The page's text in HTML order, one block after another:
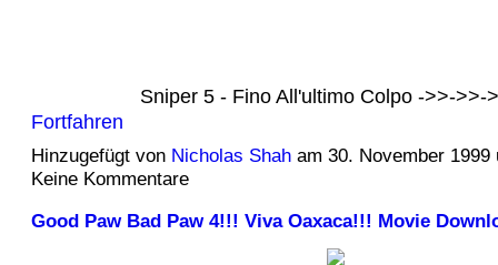
Sniper 5 - Fino All'ultimo Colpo ->>-
Fortfahren
Hinzugefügt von Nicholas Shaham 30. November
Keine Kommentare
Good Paw Bad Paw 4!!! Viva Oaxaca!!! Movie